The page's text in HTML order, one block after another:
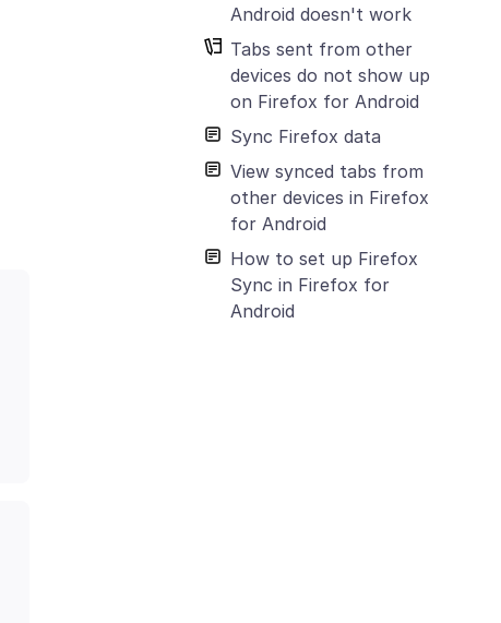
Android doesn't work
Tabs sent from other
devices do not show up
on Firefox for Android
Sync Firefox data
View synced tabs from
other devices in Firefox
for Android
How to set up Firefox
Sync in Firefox for
Android